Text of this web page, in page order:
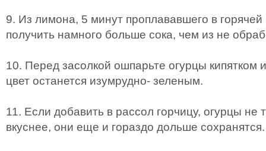
9. Из лимона, 5 минут проплававшего в
получить намного больше сока, чем из не
10. Перед засолкой ошпарьте огурцы кипятком
цвет останется изумрудно- зеленым.
11. Если добавить в рассол горчицу, огурцы не
вкуснее, они еще и гораздо дольше сохранятся.